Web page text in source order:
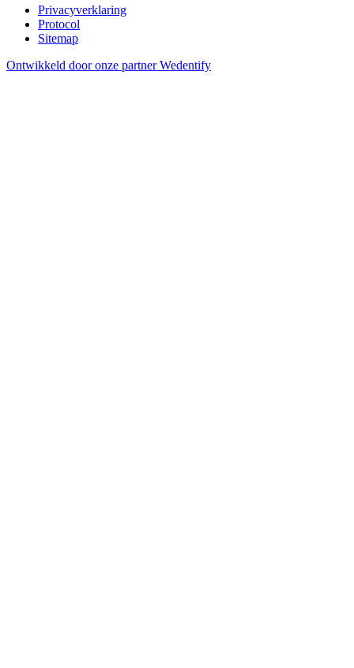
Privacyverklaring
Protocol
Sitemap
Ontwikkeld door onze partner Wedentify